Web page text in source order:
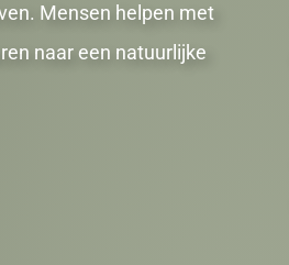
Mensen helpen met
naar een natuurlijke